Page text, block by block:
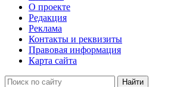
О проекте
Редакция
Реклама
Контакты и реквизиты
Правовая информация
Карта сайта
Найти